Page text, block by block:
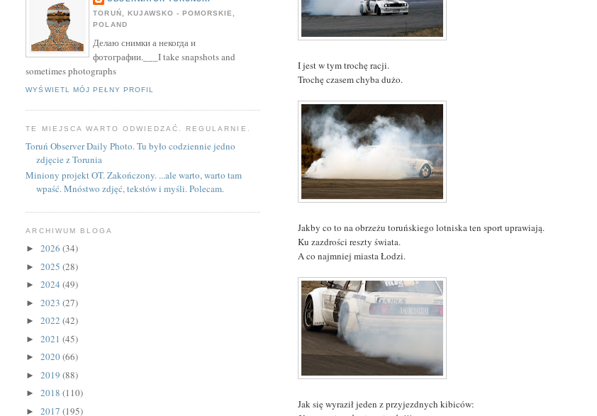
I jest w tym trochę racji.
Trochę czasem chyba dużo.
Jakby co to na obrzeżu toruńskiego lotniska ten sport uprawiają.
Ku zazdrości reszty świata.
A co najmniej miasta Łodzi.
Jak się wyraził jeden z przyjezdnych kibiców:
TORUŃ, KUJAWSKO - POMORSKIE,
POLAND
Делаю снимки а некогда и
фотографии.___I take snapshots and
sometimes photographs
WYŚWIETL MÓJ PEŁNY PROFIL
TE MIEJSCA WARTO ODWIEDZAĆ. REGULARNIE.
Toruń Observer Daily Photo. Tu było codziennie jedno
zdjęcie z Torunia
Miniony projekt OT. Zakończony. ...ale warto, warto tam
wpaść. Mnóstwo zdjęć, tekstów i myśli. Polecam.
ARCHIWUM BLOGA
►2026(34)
►2025(28)
►2024(49)
►2023(27)
►2022(42)
►2021(45)
►2020(66)
►2019(88)
►2018(110)
►2017(195)